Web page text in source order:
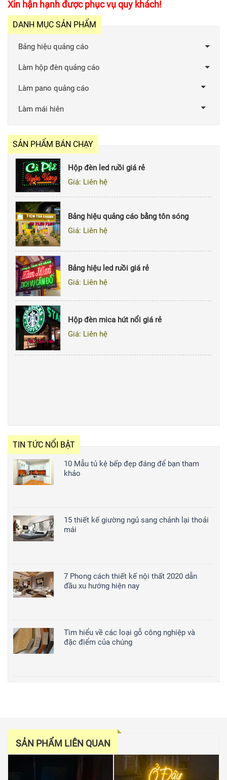
Xin hận hạnh được phục vụ quy khách!
DANH MỤC SẢN PHẨM
Bảng hiệu quảng cáo
Làm hộp đèn quảng cáo
Làm pano quảng cáo
Làm mái hiên
SẢN PHẨM BÁN CHẠY
Hộp đèn led ruồi giá rẻ
Giá: Liên hệ
Bảng hiệu quảng cáo bằng tôn sóng
Giá: Liên hệ
Bảng hiệu led ruồi giá rẻ
Giá: Liên hệ
Hộp đèn mica hút nổi giá rẻ
Giá: Liên hệ
TIN TỨC NỔI BẬT
10 Mẫu tủ kệ bếp đẹp đáng để bạn tham
khảo
15 thiết kế giường ngủ sang chảnh lại thoải
mái
7 Phong cách thiết kế nội thất 2020 dẫn
đầu xu hướng hiện nay
Tìm hiểu về các loại gỗ công nghiệp và
đặc điểm của chúng
SẢN PHẨM LIÊN QUAN